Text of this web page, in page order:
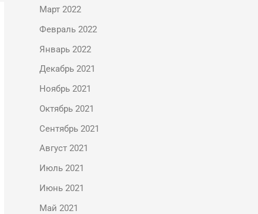
Март 2022
Февраль 2022
Январь 2022
Декабрь 2021
Ноябрь 2021
Октябрь 2021
Сентябрь 2021
Август 2021
Июль 2021
Июнь 2021
Май 2021